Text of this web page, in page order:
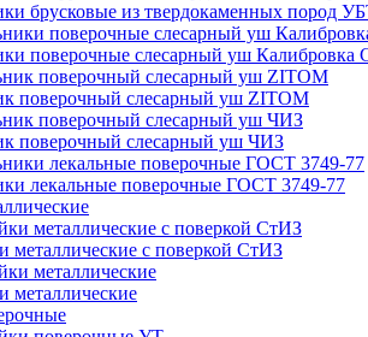
брусковые из твердокаменных пород
поверочные слесарный уш Калибровка
поверочный слесарный уш ZITOM
поверочный слесарный уш ЧИЗ
лекальные поверочные ГОСТ 3749-77
металлические с поверкой СтИЗ
металлические